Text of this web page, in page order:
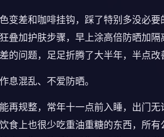
变差和咖啡挂钩，踩了特别多没必
叠加护肤步骤，早上涂高倍防晒加
的问题，足足折腾了大半年，半点改
息混乱、不爱防晒。
再规整，常年十一点前入睡，出门
食上也很少吃重油重糖的东西，所